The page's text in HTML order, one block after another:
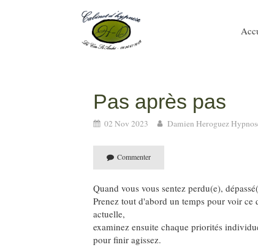
Pas après pas
02 Nov 2023 Damien Heroguez
Commenter
Quand vous vous sentez perdu(e),
Prenez tout d'abord un temps pour voir
actuelle,
examinez ensuite chaque priorités
pour finir agissez.